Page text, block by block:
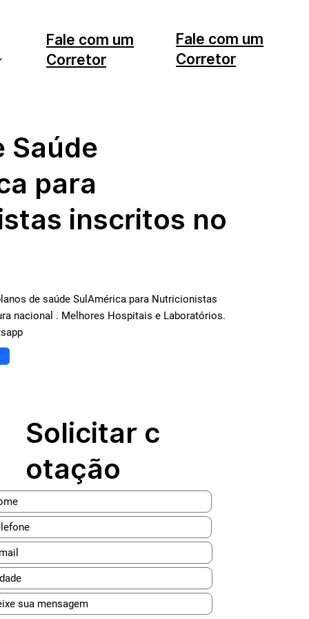
Fale com um
Corretor
Fale com um
Corretor
Saúde
para
inscritos no
de saúde SulAmérica para Nutricionistas
nacional . Melhores Hospitais e Laboratórios.
Solicitar c
otação